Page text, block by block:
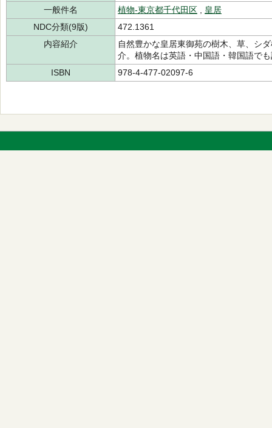
一般件名
植物-東京都千代田区
皇居
NDC分類(9版)
472.1361
内容紹介
自然豊かな皇居東御苑の樹木、草、シ
介。植物名は英語・中国語・韓国語で
ISBN
978-4-477-02097-6